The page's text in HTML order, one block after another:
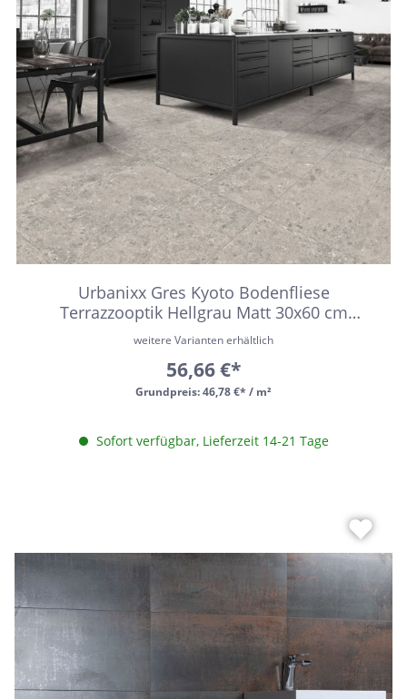
Urbanixx Gres Kyoto Bodenfliese
Terrazzooptik Hellgrau Matt 30x60 cm
rektifiziert R10
Grundpreis:46,78 €* / m²
weitere Varianten erhältlich
56,66 €*
Sofort verfügbar, Lieferzeit 14-21 Tage